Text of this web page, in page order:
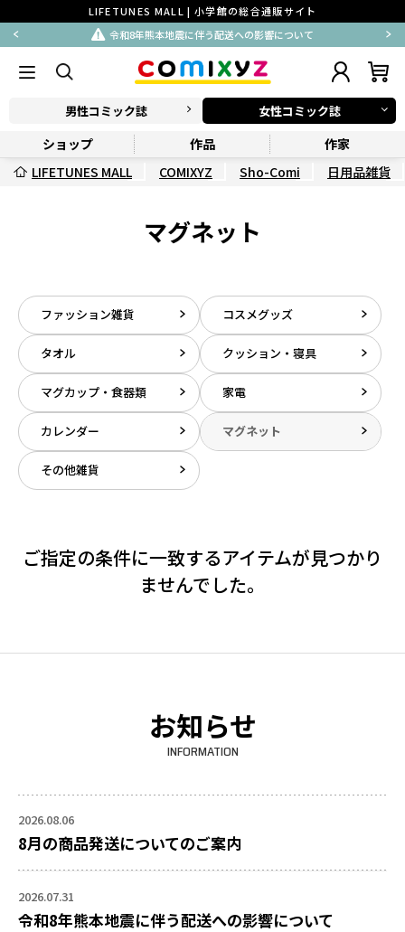
LIFETUNES MALL | 小学館の総合通販サイト
令和8年熊本地震に伴う配送への影響について
男性コミック誌 女性コミック誌
ショップ 作品
作家
LIFETUNES MALL
COMIXYZ Sho-Comi 日用品雑貨
マグネット
ファッション雑貨 コスメグッズ
タオル クッション・寝具
マグカップ・食器類 家電
カレンダー マグネット
その他雑貨
ご指定の条件に一致するアイテムが見つかり
ませんでした。
お知らせ
INFORMATION
2026.08.06
8月の商品発送についてのご案内
2026.07.31
令和8年熊本地震に伴う配送への影響について